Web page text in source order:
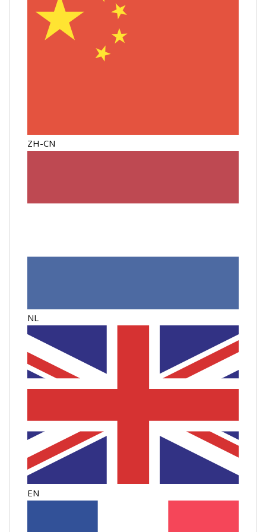
ZH-CN
NL
EN